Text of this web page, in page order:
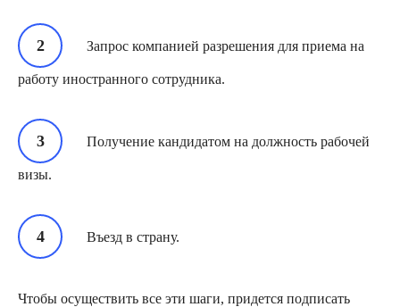
Запрос компанией разрешения для приема на
работу иностранного сотрудника.
Получение кандидатом на должность рабочей
визы.
Въезд в страну.
Чтобы осуществить все эти шаги, придется подписать